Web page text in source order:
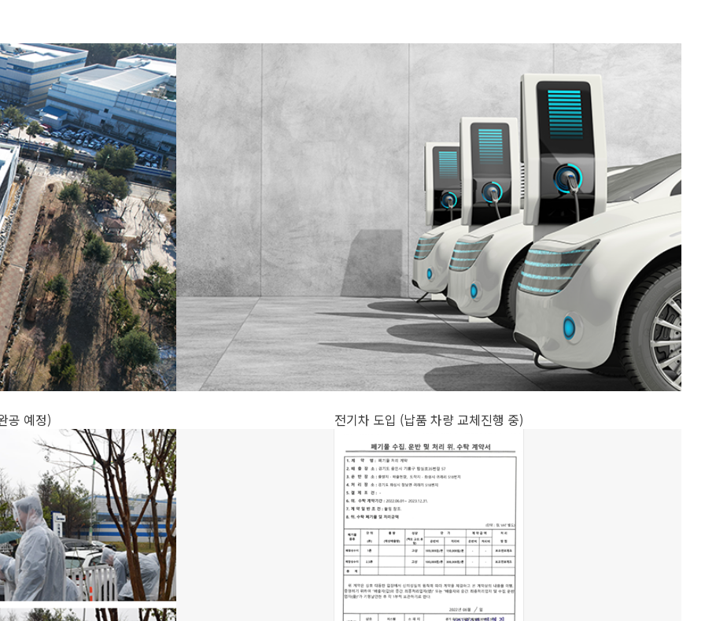
공 예정) 전기차 도입 (납품 차량 교체진행 중)